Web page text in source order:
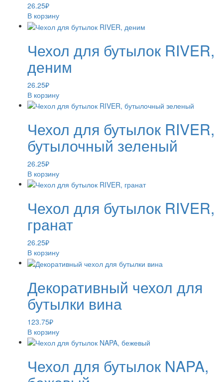
26.25₽
В корзину
Чехол для бутылок RIVER,
деним
26.25₽
В корзину
Чехол для бутылок RIVER,
бутылочный зеленый
26.25₽
В корзину
Чехол для бутылок RIVER,
гранат
26.25₽
В корзину
Декоративный чехол для
бутылки вина
123.75₽
В корзину
Чехол для бутылок NAPA,